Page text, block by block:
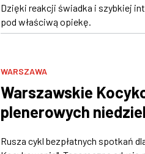
Dzięki reakcji świadka i szybkiej
pod właściwą opiekę.
WARSZAWA
Warszawskie
plenerowych
Rusza cykl bezpłatnych spotkań